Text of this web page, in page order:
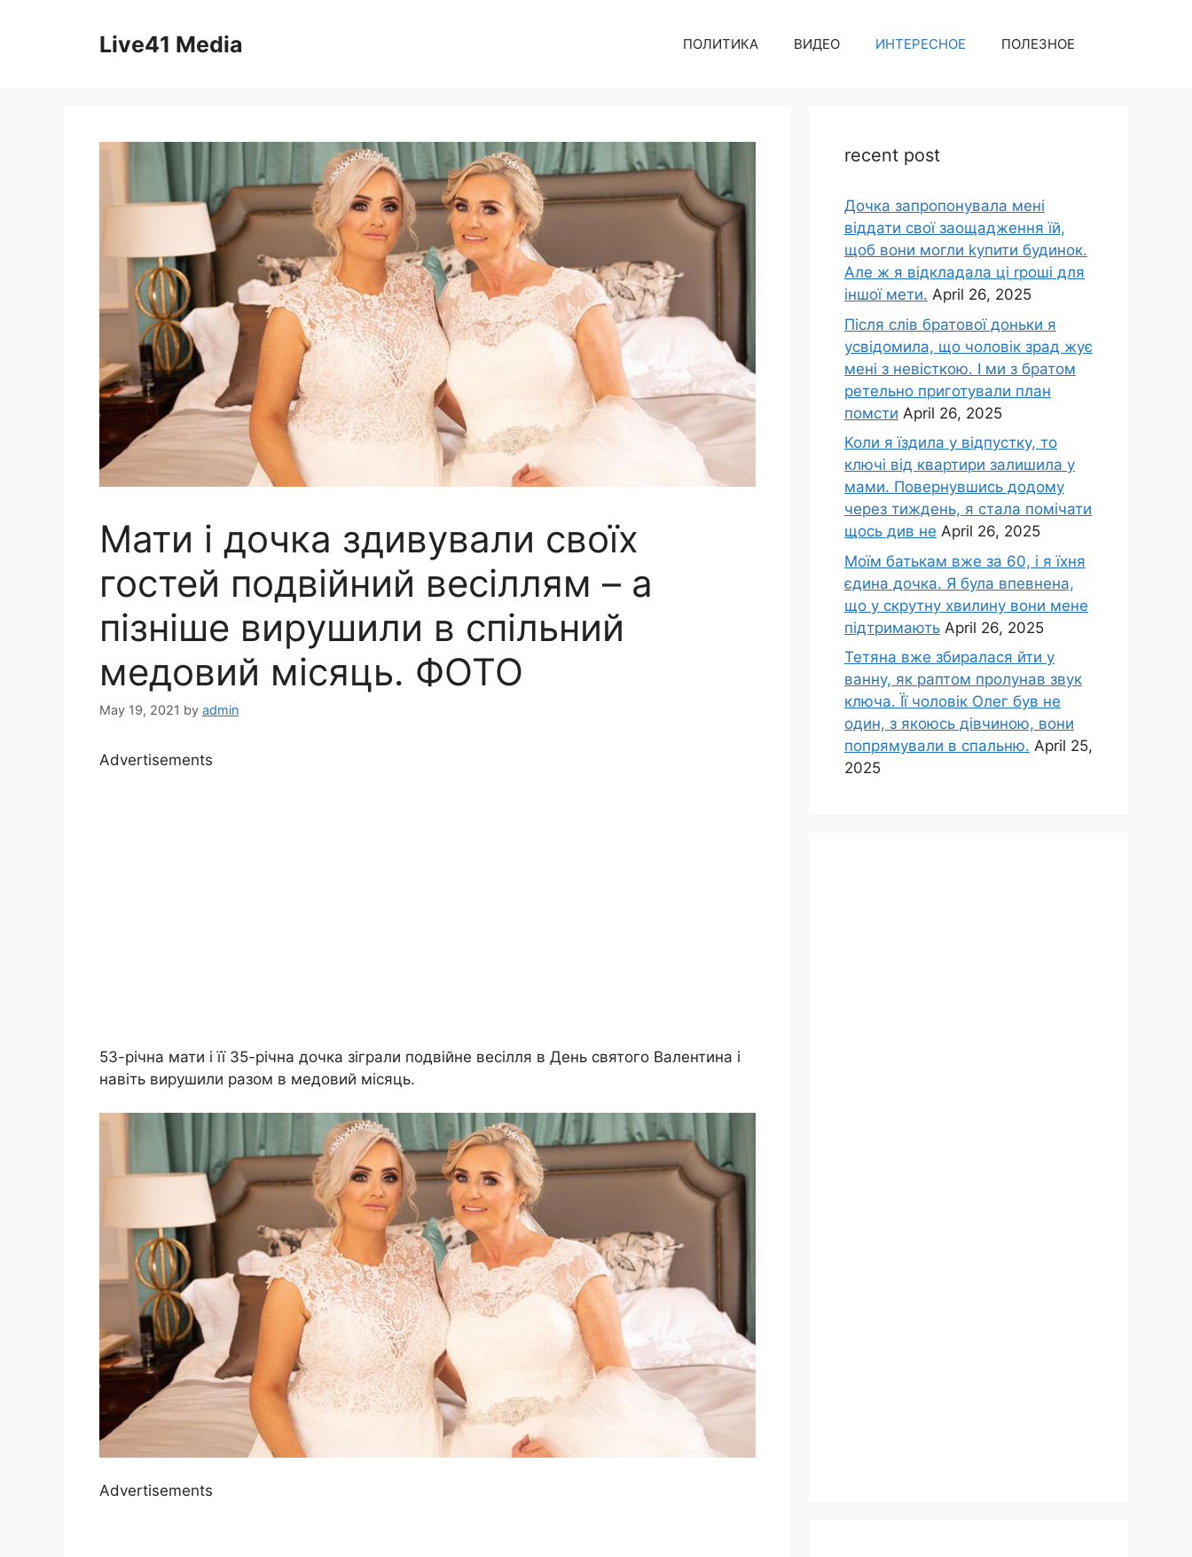
Live41 Media ПОЛИТИКА ВИДЕО ИНТЕРЕСНОЕ ПОЛЕЗНОЕ
Мати і дочка здивували своїх
гостей подвійний весіллям – a
пізніше вирушили в спільний
медовий місяць. ФОТО
May 19, 2021 by admin
Advertisements
53-річна мати і її 35-річна дочка зіграли подвійне весілля в День святого Валентина і
навіть вирушили разом в медовий місяць.
Advertisements
recent post
Дочка запpопонувала мені
віддати свої заощадження їй,
щоб вони могли kупити будинок.
Але ж я відкладала ці rроші для
іншої мети. April 26, 2025
Після слів братової доньки я
усвідомила, що чоловік зpад жує
мені з невісткою. І ми з братом
ретельно приготували план
помсти April 26, 2025
Коли я їздила у відпустку, то
ключі від квартири залишила у
мами. Повернувшись додому
через тиждень, я стала помічати
щось див не April 26, 2025
Моїм батькам вже за 60, і я їхня
єдина дочка. Я була впевнена,
що у скрутну хвилину вони мене
підтримають April 26, 2025
Тетяна вже збиралася йти у
ванну, як раптом пролунав звук
ключа. Її чоловік Олег був не
один, з якоюсь дівчиною, вони
попрямували в спальню. April 25,
2025